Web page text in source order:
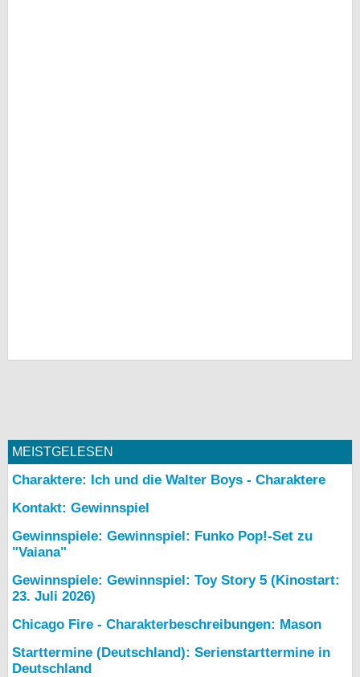
MEISTGELESEN
Charaktere: Ich und die Walter Boys - Charaktere
Kontakt: Gewinnspiel
Gewinnspiele: Gewinnspiel: Funko Pop!-Set zu
"Vaiana"
Gewinnspiele: Gewinnspiel: Toy Story 5 (Kinostart:
23. Juli 2026)
Chicago Fire - Charakterbeschreibungen: Mason
Starttermine (Deutschland): Serienstarttermine in
Deutschland